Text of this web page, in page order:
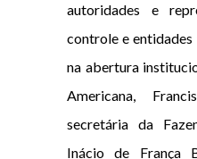
autoridades e
controle e entidades
na abertura
Americana,
secretária da
Inácio de França